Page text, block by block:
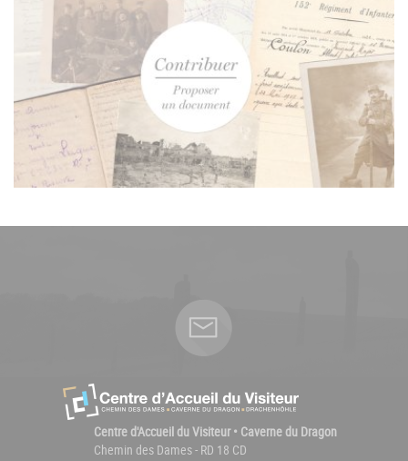
Centre d'Accueil du Visiteur • Caverne du Dragon
Chemin des Dames - RD 18 CD